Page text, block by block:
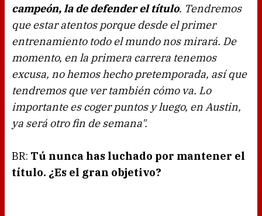
campeón, la de defender el título. Tendremos
que estar atentos porque desde el primer
entrenamiento todo el mundo nos mirará. De
momento, en la primera carrera tenemos
excusa, no hemos hecho pretemporada, así que
tendremos que ver también cómo va. Lo
importante es coger puntos y luego, en Austin,
ya será otro fin de semana".
BR: Tú nunca has luchado por mantener el
título. ¿Es el gran objetivo?